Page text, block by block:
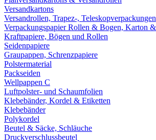
Versandkartons
Versandrollen, Trapez-, Teleskopverpackungen
Verpackungspapier Rollen & Bogen, Karton
Kraftpapiere, Bögen und Rollen
Seidenpapiere
Graupappen, Schrenzpapiere
Polstermaterial
Packseiden
Wellpappen C
Luftpolster- und Schaumfolien
Klebebänder, Kordel & Etiketten
Klebebänder
Polykordel
Beutel & Säcke, Schläuche
Druckverschlussbeutel